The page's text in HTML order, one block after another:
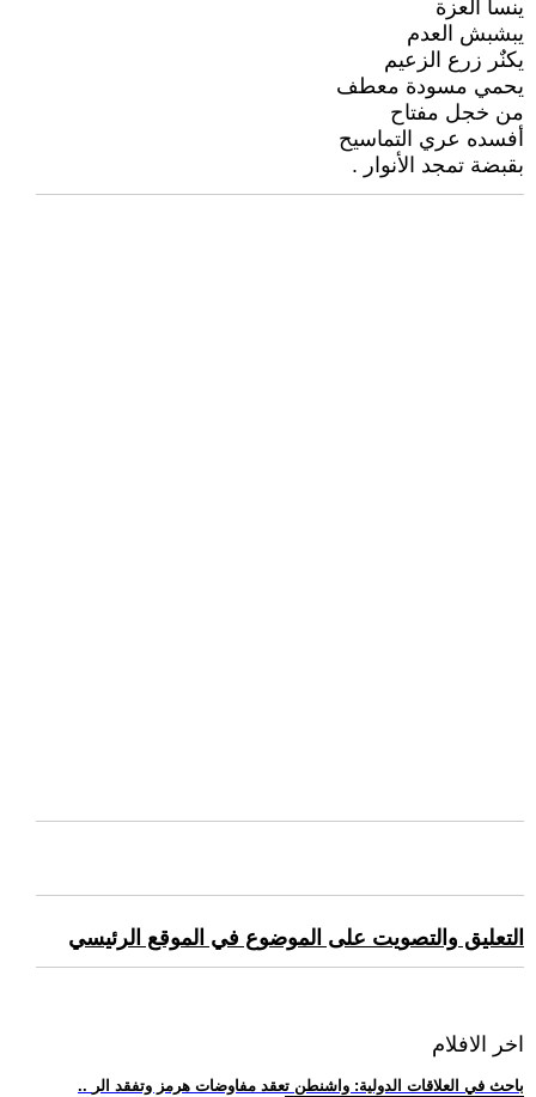
ينسأ العزة
يبشبش العدم
يكنٌر زرع الزعيم
يحمي مسودة معطف
من خجل مفتاح
أفسده عري التماسيح
بقبضة تمجد الأنوار .
التعليق والتصويت على الموضوع في الموقع الرئيسي
اخر الافلام
.. باحث في العلاقات الدولية: واشنطن تعقد مفاوضات هرمز وتفقد الر